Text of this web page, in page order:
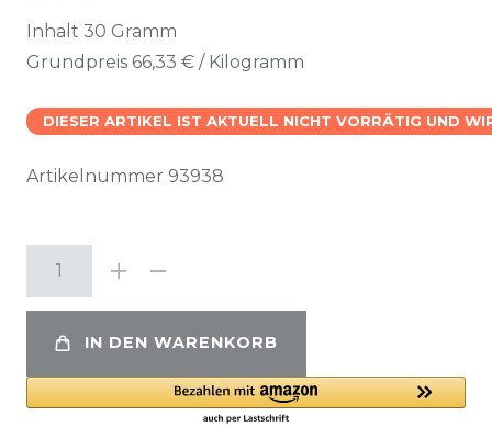
Inhalt 30 Gramm
Grundpreis 66,33 € / Kilogramm
DIESER ARTIKEL IST AKTUELL NICHT VORRÄTIG UND
Artikelnummer 93938
IN DEN WARENKORB